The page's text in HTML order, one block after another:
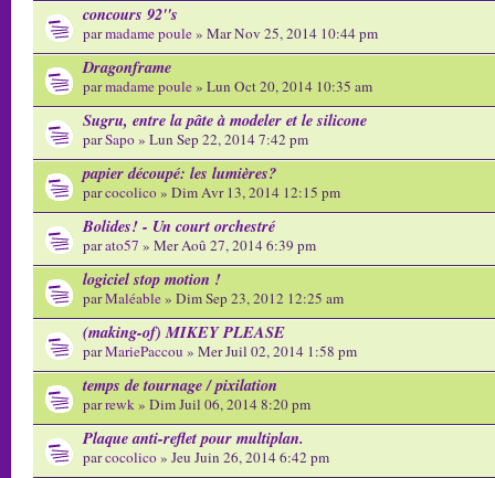
concours 92''s
parmadame poule» Mar Nov 25, 2014 10:44 pm
Dragonframe
parmadame poule» Lun Oct 20, 2014 10:35 am
Sugru, entre la pâte à modeler et le silicone
parSapo» Lun Sep 22, 2014 7:42 pm
papier découpé: les lumières?
parcocolico» Dim Avr 13, 2014 12:15 pm
Bolides! - Un court orchestré
parato57 » Mer Aoû 27, 2014 6:39 pm
logiciel stop motion !
parMaléable» Dim Sep 23, 2012 12:25 am
(making-of) MIKEY PLEASE
parMariePaccou » Mer Juil 02, 2014 1:58 pm
temps de tournage / pixilation
parrewk» Dim Juil 06, 2014 8:20 pm
Plaque anti-reflet pour multiplan.
parcocolico» Jeu Juin 26, 2014 6:42 pm